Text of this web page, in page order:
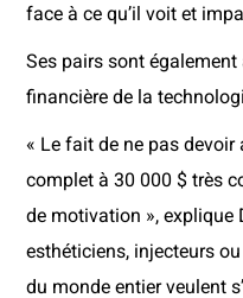
face à ce qu’il voit et
Ses pairs sont
financière de la
« Le fait de ne pas devoir
complet à 30 000 $ très
de motivation », explique
esthéticiens, injecteurs
du monde entier veulent